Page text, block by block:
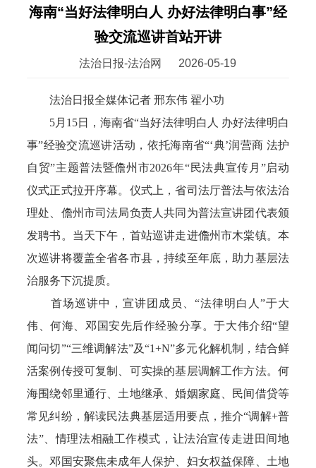
海南“当好法律明白人 办好法律明白事”经
验交流巡讲首站开讲
法治日报-法治网 2026-05-19
法治日报全媒体记者 邢东伟 翟小功
5月15日，海南省“当好法律明白人 办好法律明白
事”经验交流巡讲活动，依托海南省“‘典’润营商 法护
自贸”主题普法暨儋州市2026年“民法典宣传月”启动
仪式正式拉开序幕。仪式上，省司法厅普法与依法治
理处、儋州市司法局负责人共同为普法宣讲团代表颁
发聘书。当天下午，首站巡讲走进儋州市木棠镇。本
次巡讲将覆盖全省各市县，持续至年底，助力基层法
治服务下沉提质。
首场巡讲中，宣讲团成员、“法律明白人”于大
伟、何海、邓国安先后作经验分享。于大伟介绍“望
闻问切”“三维调解法”及“1+N”多元化解机制，结合鲜
活案例传授可复制、可实操的基层调解工作方法。何
海围绕邻里通行、土地继承、婚姻家庭、民间借贷等
常见纠纷，解读民法典基层适用要点，推介“调解+普
法”、情理法相融工作模式，让法治宣传走进田间地
头。邓国安聚焦未成年人保护、妇女权益保障、土地